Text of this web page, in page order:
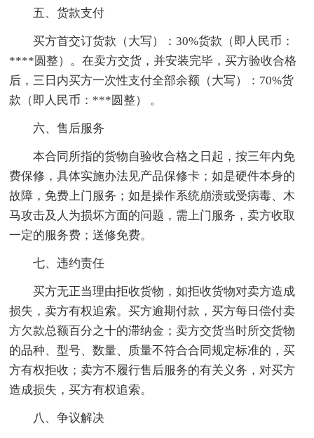
五、货款支付
买方首交订货款（大写）：30%货款（即人民币：
****圆整）。在卖方交货，并安装完毕，买方验收合格
后，三日内买方一次性支付全部余额（大写）：70%货
款（即人民币：***圆整） 。
六、售后服务
本合同所指的货物自验收合格之日起，按三年内免
费保修，具体实施办法见产品保修卡；如是硬件本身的
故障，免费上门服务；如是操作系统崩溃或受病毒、木
马攻击及人为损坏方面的问题，需上门服务，卖方收取
一定的服务费；送修免费。
七、违约责任
买方无正当理由拒收货物，如拒收货物对卖方造成
损失，卖方有权追索。买方逾期付款，买方每日偿付卖
方欠款总额百分之十的滞纳金；卖方交货当时所交货物
的品种、型号、数量、质量不符合合同规定标准的，买
方有权拒收；卖方不履行售后服务的有关义务，对买方
造成损失，买方有权追索。
八、争议解决